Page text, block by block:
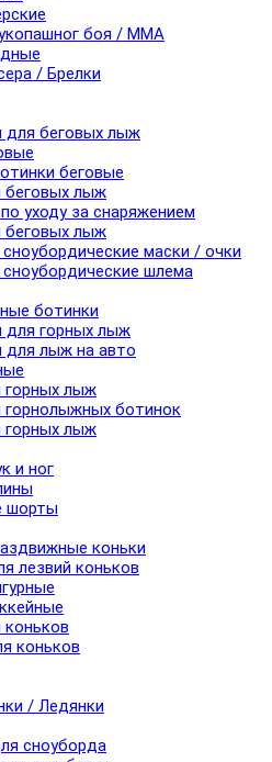
боя / ММА
/ Брелки
для беговых лыж
беговые
беговых лыж
уходу за снаряжением
беговых лыж
маски / очки
шлема
ботинки
для горных лыж
для лыж на авто
горных лыж
горнолыжных ботинок
горных лыж
и ног
шорты
коньки
лезвий коньков
коньков
/ Ледянки
сноуборда